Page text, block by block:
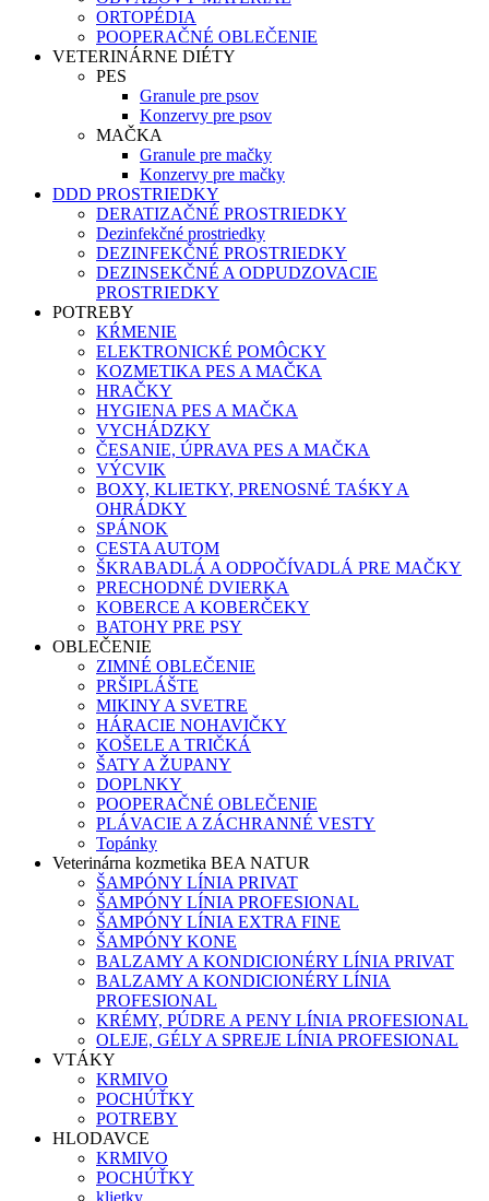
ORTOPÉDIA
POOPERAČNÉ OBLEČENIE
VETERINÁRNE DIÉTY
PES
Granule pre psov
Konzervy pre psov
MAČKA
Granule pre mačky
Konzervy pre mačky
DDD PROSTRIEDKY
DERATIZAČNÉ PROSTRIEDKY
Dezinfekčné prostriedky
DEZINFEKČNÉ PROSTRIEDKY
DEZINSEKČNÉ A ODPUDZOVACIE
PROSTRIEDKY
POTREBY
KŔMENIE
ELEKTRONICKÉ POMÔCKY
KOZMETIKA PES A MAČKA
HRAČKY
HYGIENA PES A MAČKA
VYCHÁDZKY
ČESANIE, ÚPRAVA PES A MAČKA
VÝCVIK
BOXY, KLIETKY, PRENOSNÉ TAŚKY A
OHRÁDKY
SPÁNOK
CESTA AUTOM
ŠKRABADLÁ A ODPOČÍVADLÁ PRE MAČKY
PRECHODNÉ DVIERKA
KOBERCE A KOBERČEKY
BATOHY PRE PSY
OBLEČENIE
ZIMNÉ OBLEČENIE
PRŠIPLÁŠTE
MIKINY A SVETRE
HÁRACIE NOHAVIČKY
KOŠELE A TRIČKÁ
ŠATY A ŽUPANY
DOPLNKY
POOPERAČNÉ OBLEČENIE
PLÁVACIE A ZÁCHRANNÉ VESTY
Topánky
Veterinárna kozmetika BEA NATUR
ŠAMPÓNY LÍNIA PRIVAT
ŠAMPÓNY LÍNIA PROFESIONAL
ŠAMPÓNY LÍNIA EXTRA FINE
ŠAMPÓNY KONE
BALZAMY A KONDICIONÉRY LÍNIA PRIVAT
BALZAMY A KONDICIONÉRY LÍNIA
PROFESIONAL
KRÉMY, PÚDRE A PENY LÍNIA PROFESIONAL
OLEJE, GÉLY A SPREJE LÍNIA PROFESIONAL
VTÁKY
KRMIVO
POCHÚŤKY
POTREBY
HLODAVCE
KRMIVO
POCHÚŤKY